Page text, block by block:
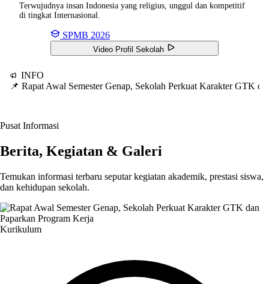
Terwujudnya insan Indonesia yang religius, unggul dan kompetitif
di tingkat Internasional.
SPMB 2026
Video Profil Sekolah
INFO
📌 Rapat Awal Semester Genap, Sekolah Perkuat Karakter GTK
Pusat Informasi
Berita, Kegiatan & Galeri
Temukan informasi terbaru seputar kegiatan akademik, prestasi siswa,
dan kehidupan sekolah.
Kurikulum